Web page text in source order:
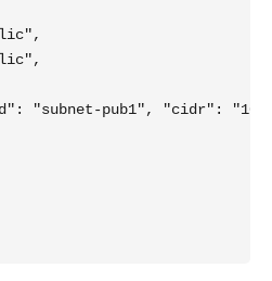
"subnet-pub1", "cidr":